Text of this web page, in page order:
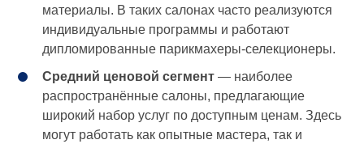
материалы. В таких салонах часто реализуются
индивидуальные программы и работают
дипломированные парикмахеры-селекционеры.
Средний ценовой сегмент — наиболее
распространённые салоны, предлагающие
широкий набор услуг по доступным ценам. Здесь
могут работать как опытные мастера, так и